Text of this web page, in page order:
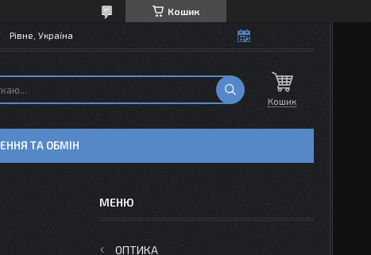
Кошик
Рівне, Україна
Кошик
ТА ОБМІН
ОПТИКА